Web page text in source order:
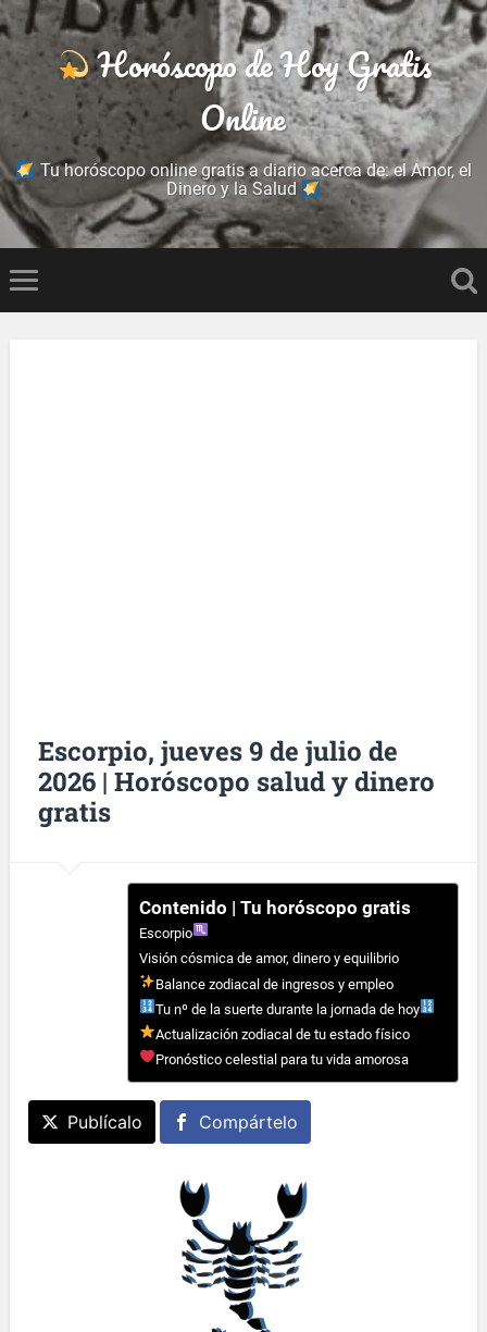
Horóscopo de Hoy Gratis
Online
Tu horóscopo online gratis a diario acerca de: el Amor, el
Dinero y la Salud
Escorpio, jueves 9 de julio de
2026 | Horóscopo salud y dinero
gratis
Contenido | Tu horóscopo gratis
Escorpio
Visión cósmica de amor, dinero y equilibrio
Balance zodiacal de ingresos y empleo
Tu nº de la suerte durante la jornada de hoy
Actualización zodiacal de tu estado físico
Pronóstico celestial para tu vida amorosa
Publícalo Compártelo